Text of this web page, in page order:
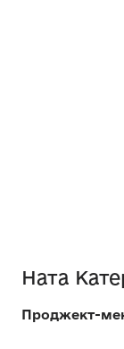
Ната
Проджект-